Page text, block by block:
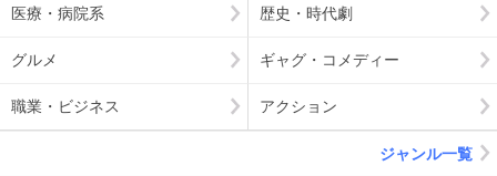
医療・病院系 歴史・時代劇
グルメ ギャグ・コメディー
職業・ビジネス アクション
ジャンル一覧